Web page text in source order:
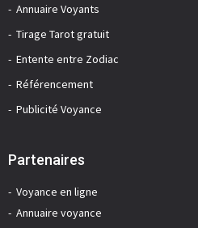
Annuaire Voyants
Tirage Tarot gratuit
Entente entre Zodiac
Référencement
Publicité Voyance
Partenaires
Voyance en ligne
Annuaire voyance